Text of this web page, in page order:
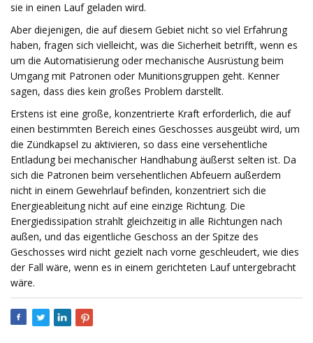
sie in einen Lauf geladen wird.
Aber diejenigen, die auf diesem Gebiet nicht so viel Erfahrung
haben, fragen sich vielleicht, was die Sicherheit betrifft, wenn es
um die Automatisierung oder mechanische Ausrüstung beim
Umgang mit Patronen oder Munitionsgruppen geht. Kenner
sagen, dass dies kein großes Problem darstellt.
Erstens ist eine große, konzentrierte Kraft erforderlich, die auf
einen bestimmten Bereich eines Geschosses ausgeübt wird, um
die Zündkapsel zu aktivieren, so dass eine versehentliche
Entladung bei mechanischer Handhabung äußerst selten ist. Da
sich die Patronen beim versehentlichen Abfeuern außerdem
nicht in einem Gewehrlauf befinden, konzentriert sich die
Energieableitung nicht auf eine einzige Richtung. Die
Energiedissipation strahlt gleichzeitig in alle Richtungen nach
außen, und das eigentliche Geschoss an der Spitze des
Geschosses wird nicht gezielt nach vorne geschleudert, wie dies
der Fall wäre, wenn es in einem gerichteten Lauf untergebracht
wäre.